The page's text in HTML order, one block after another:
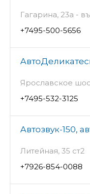
Гагарина, 23а -
+7495-500-5656
Ярославское
+7495-532-3125
Автозвук-150,
Литейная, 35 ст2
+7926-854-0088